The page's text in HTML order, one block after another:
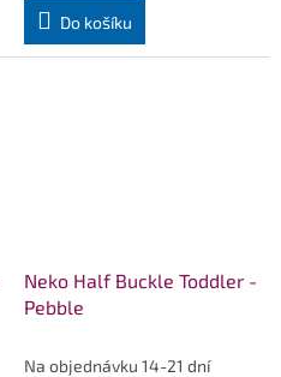
Do košíku
Neko Half Buckle Toddler -
Pebble
Na objednávku 14-21 dní